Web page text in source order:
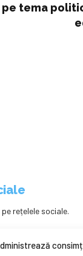
pe tema
rețelele sociale.